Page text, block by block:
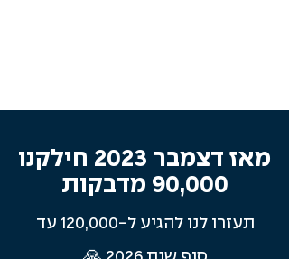
מאז דצמבר 2023 חילקנו
90,000 מדבקות
תעזרו לנו להגיע ל-120,000 עד